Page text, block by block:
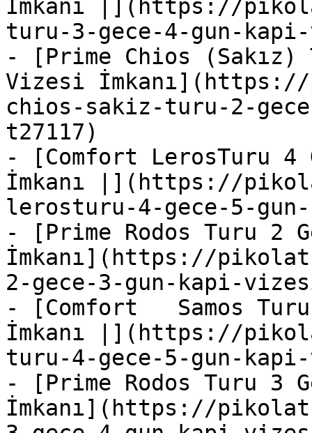
İmkanı |](https://
turu-3-gece-4-gun-
- [Prime Chios (Sakız)
Vizesi
chios-sakiz-turu-2-
t27117)
- [Comfort LerosTuru 4
İmkanı |](https://
lerosturu-4-gece-5-
- [Prime Rodos Turu 2
İmkanı](https://
2-gece-3-gun-kapi-
- [Comfort   Samos
İmkanı |](https://
turu-4-gece-5-gun-
- [Prime Rodos Turu 3
İmkanı](https://